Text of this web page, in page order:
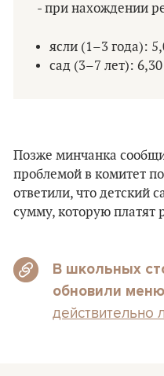
- при нахождении
ясли (1–3 года):
сад (3–7 лет):
Позже минчанка
проблемой в комитет
ответили, что детский
сумму, которую платят
В школьных
обновили меню
действительно